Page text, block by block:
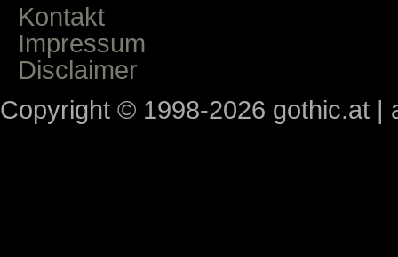
Kontakt
Impressum
Disclaimer
Copyright © 1998-2026 gothic.at |